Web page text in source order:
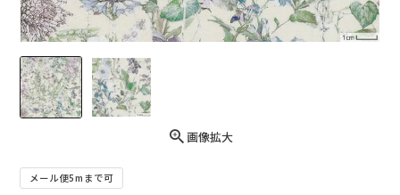
画像拡大
メール便5mまで可